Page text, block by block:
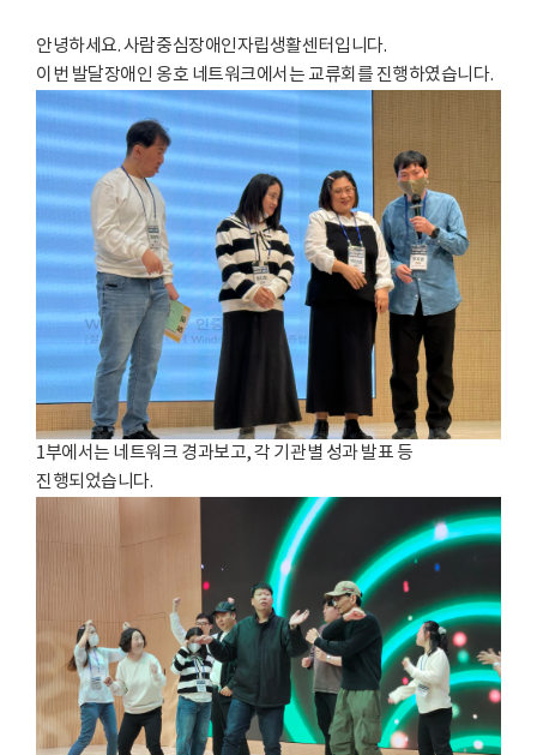
안녕하세요. 사람중심장애인자립생활센터입니다.
이번 발달장애인 옹호 네트워크에서는 교류회를 진행하였습니다.
1부에서는 네트워크 경과보고, 각 기관별 성과 발표 등
진행되었습니다.